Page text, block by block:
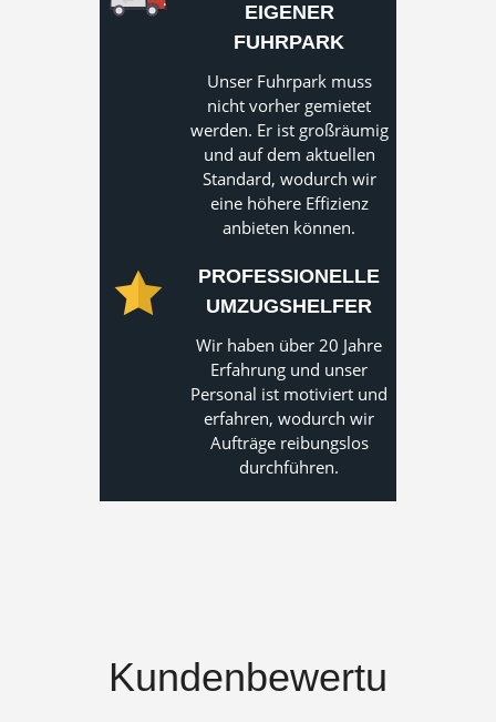
EIGENER
FUHRPARK
Unser Fuhrpark muss
nicht vorher gemietet
werden. Er ist großräumig
und auf dem aktuellen
Standard, wodurch wir
eine höhere Effizienz
anbieten können.
PROFESSIONELLE
UMZUGSHELFER
Wir haben über 20 Jahre
Erfahrung und unser
Personal ist motiviert und
erfahren, wodurch wir
Aufträge reibungslos
durchführen.
Kundenbewertu